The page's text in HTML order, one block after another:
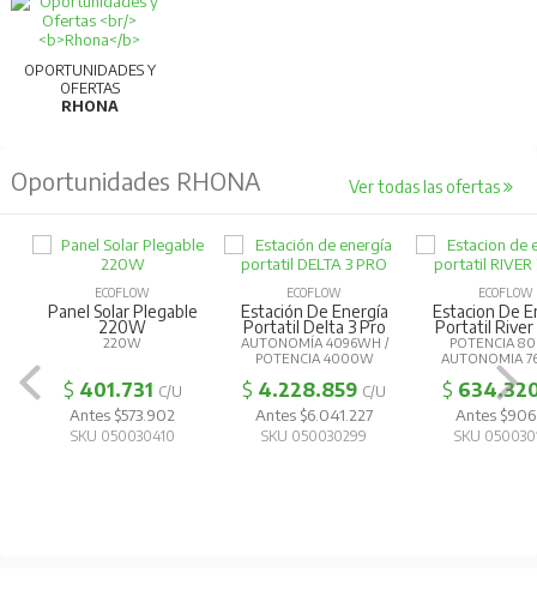
OPORTUNIDADES Y
OFERTAS
RHONA
Oportunidades RHONA Ver todas las ofertas
ECOFLOW
Panel Solar Plegable
220W
220W
$ 401.731 C/U
Antes $573.902
SKU 050030410
ECOFLOW
Estación De Energía
Portatil Delta 3 Pro
AUTONOMÍA 4096WH /
POTENCIA 4000W
$ 4.228.859 C/U
Antes $6.041.227
SKU 050030299
ECOFLOW
Estacion De
Portatil River
POTENCIA
AUTONOMIA
$
Antes
SKU